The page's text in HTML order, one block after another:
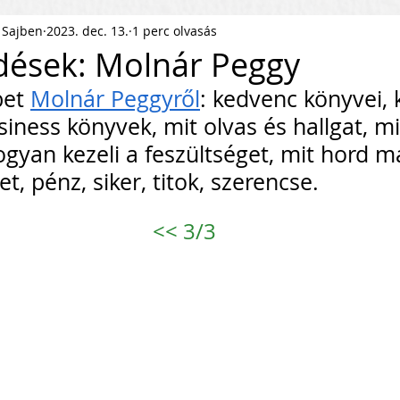
Podcast PR HR
KKV Skálázás Munkaerőpiac
Szervezet Startup
Molnár Peggy
2023. dec. 13. 1 perc olvasás
Molnár Peggyről: kedvenc könyvei,
könyvek, mit olvas és hallgat,
kezeli a feszültséget, mit hord
pénz, siker, titok, szerencse.
<< 3/3